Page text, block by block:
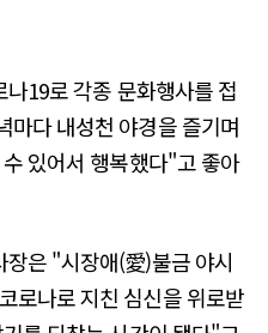
19로 각종 문화행사를 접
마다 내성천 야경을 즐기며
있어서 행복했다"고 좋아
은 "시장애(愛)불금 야시
로나로 지친 심신을 위로받